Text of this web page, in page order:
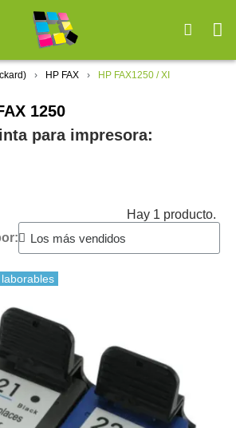
HP FAX HP FAX1250 / XI
1250
para impresora:
Hay 1 producto.